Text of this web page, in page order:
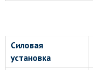
Силовая
установка